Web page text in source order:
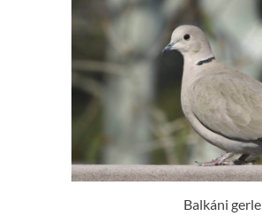
Balkáni gerle